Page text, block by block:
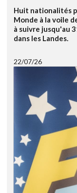
Huit nationalités
Monde à la voile
à suivre jusqu'au
dans les Landes.
22/07/26